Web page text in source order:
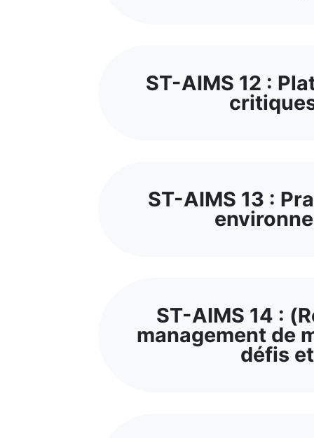
ST-AIMS 12 :
ST-AIMS 13 :
ST-AIMS 14 :
management de
défis